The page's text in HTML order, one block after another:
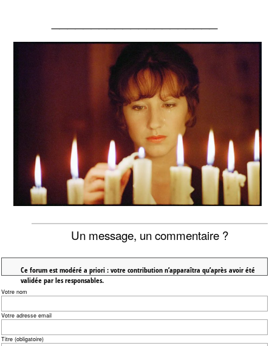
Un message, un commentaire ?
Ce forum est modéré a priori : votre contribution n’apparaîtra qu’après avoir été
validée par les responsables.
Votre nom
Votre adresse email
Titre (obligatoire)